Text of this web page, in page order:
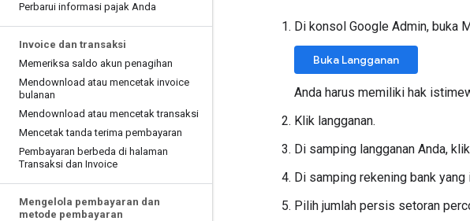
Perbarui informasi pajak Anda
Invoice dan transaksi
Memeriksa saldo akun penagihan
Mendownload atau mencetak invoice
bulanan
Mendownload atau mencetak transaksi
Mencetak tanda terima pembayaran
Pembayaran berbeda di halaman
Transaksi dan Invoice
Mengelola pembayaran dan
metode pembayaran
Di konsol Google Admin, buka
Buka Langganan
Anda harus memiliki hak
Klik langganan.
Di samping langganan Anda, klik
Di samping rekening bank
Pilih jumlah persis setoran